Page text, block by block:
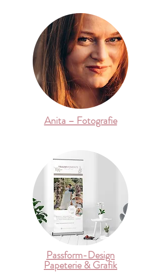
Anita – Fotografie
Passform-Design
Papeterie & Grafik